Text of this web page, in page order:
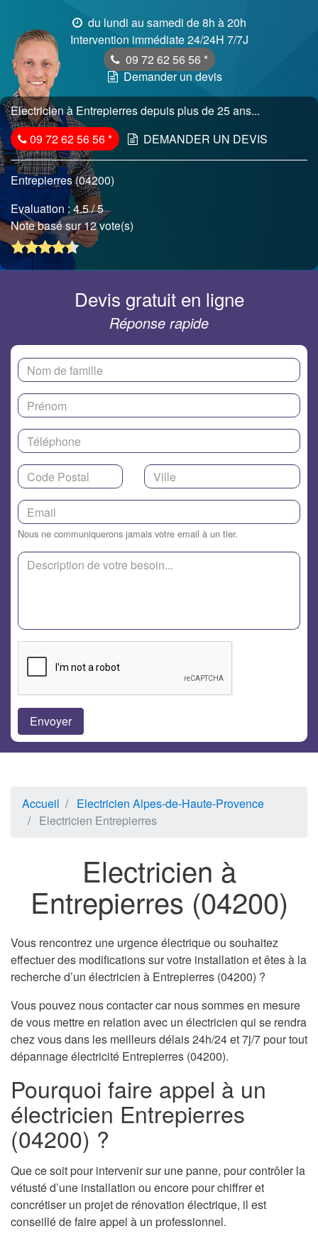
du lundi au samedi de 8h à 20h
Intervention immédiate 24/24H 7/7J
09 72 62 56 56 *
Demander un devis
Electricien à Entrepierres depuis plus de 25 ans...
09 72 62 56 56* DEMANDER UN DEVIS
Entrepierres (04200)
Evaluation :4.5/ 5
Note basé sur 12 vote(s)
Devis gratuit en ligne
Réponse rapide
Nous ne communiquerons jamais votre email à un tier.
Accueil
Electricien Alpes-de-Haute-Provence
Electricien Entrepierres
Electricien à
Entrepierres (04200)
Vous rencontrez une urgence électrique ou souhaitez
effectuer des modifications sur votre installation et êtes à la
recherche d’un électricien à Entrepierres (04200) ?
Vous pouvez nous contacter car nous sommes en mesure
de vous mettre en relation avec un électricien qui se rendra
chez vous dans les meilleurs délais 24h/24 et 7j/7 pour tout
dépannage électricité Entrepierres (04200).
Pourquoi faire appel à un
électricien Entrepierres
(04200) ?
Que ce soit pour intervenir sur une panne, pour contrôler la
vétusté d’une installation ou encore pour chiffrer et
concrétiser un projet de rénovation électrique, il est
conseillé de faire appel à un professionnel.